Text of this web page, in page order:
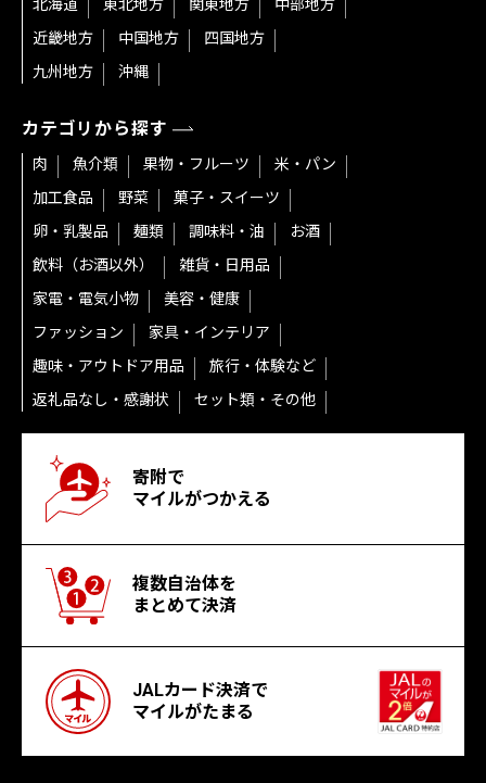
北海道 東北地方 関東地方
中部地方
近畿地方
中国地方
四国地方
九州地方
沖縄
カテゴリから探す
肉 魚介類 果物・フルーツ
米・パン
加工食品
野菜
菓子・スイーツ
卵・乳製品
麺類 調味料・油
お酒
飲料（お酒以外）
雑貨・日用品
家電・電気小物
美容・健康
ファッション
家具・インテリア
趣味・アウトドア用品
旅行・体験など
返礼品なし・感謝状
セット類・その他
寄附で
マイルがつかえる
複数自治体を
まとめて決済
JALカード決済で
マイルがたまる